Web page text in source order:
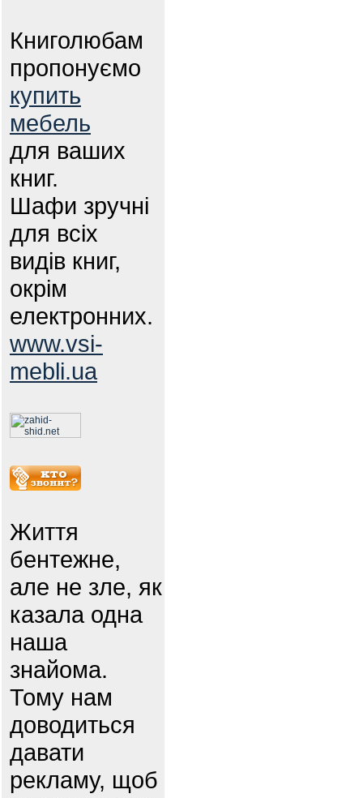
Книголюбам
пропонуємо
купить
мебель
для ваших
книг.
Шафи зручні
для всіх
видів книг,
окрім
електронних.
www.vsi-
mebli.ua
Життя
бентежне,
але не зле, як
казала одна
наша
знайома.
Тому нам
доводиться
давати
рекламу, щоб